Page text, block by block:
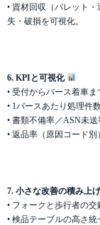
• 資材回収（パレット
失・破損を可視化。
6. KPIと可視化
• 受付からバース着車ま
• 1バースあたり処理件
• 書類不備率／ASN未送
• 返品率（原因コード別）
7. 小さな改善の積み上
• フォークと歩行者の交
• 検品テーブルの高さ